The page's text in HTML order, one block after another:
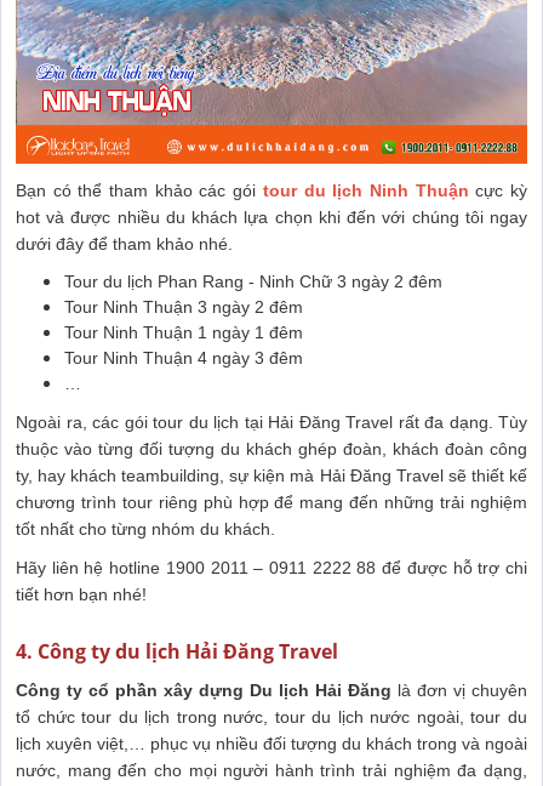
Bạn có thể tham khảo các gói tour du lịch Ninh Thuận cực kỳ
hot và được nhiều du khách lựa chọn khi đến với chúng tôi ngay
dưới đây để tham khảo nhé.
Tour du lịch Phan Rang - Ninh Chữ 3 ngày 2 đêm
Tour Ninh Thuận 3 ngày 2 đêm
Tour Ninh Thuận 1 ngày 1 đêm
Tour Ninh Thuận 4 ngày 3 đêm
…
Ngoài ra, các gói tour du lịch tại Hải Đăng Travel rất đa dạng. Tùy
thuộc vào từng đối tượng du khách ghép đoàn, khách đoàn công
ty, hay khách teambuilding, sự kiện mà Hải Đăng Travel sẽ thiết kế
chương trình tour riêng phù hợp để mang đến những trải nghiệm
tốt nhất cho từng nhóm du khách.
Hãy liên hệ hotline 1900 2011 – 0911 2222 88 để được hỗ trợ chi
tiết hơn bạn nhé!
4. Công ty du lịch Hải Đăng Travel
Công ty cổ phần xây dựng Du lịch Hải Đăng là đơn vị chuyên
tổ chức tour du lịch trong nước, tour du lịch nước ngoài, tour du
lịch xuyên việt,… phục vụ nhiều đối tượng du khách trong và ngoài
nước, mang đến cho mọi người hành trình trải nghiệm đa dạng,